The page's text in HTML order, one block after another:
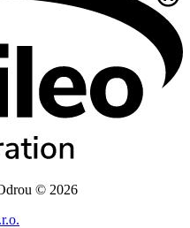
© 2026